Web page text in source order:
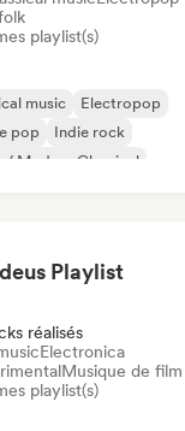
playlist(s)
music
Electropop
pop
Indie rock
/ Modern Classical
Playlist
réalisés
Electronica
Musique de film
playlist(s)